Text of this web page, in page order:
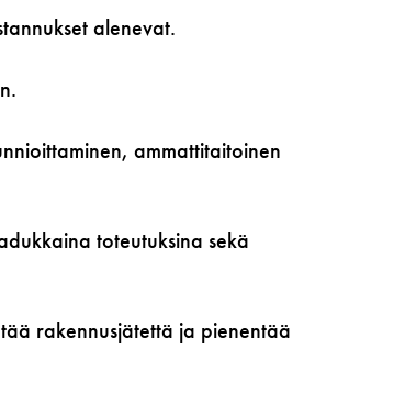
alenevat.
ammattitaitoinen
toteutuksina sekä
rakennusjätettä ja pienentää